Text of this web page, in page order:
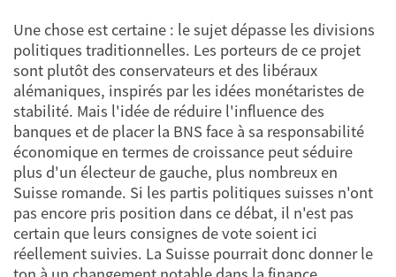
Une chose est certaine : le sujet dépasse les divisions
politiques traditionnelles. Les porteurs de ce projet
sont plutôt des conservateurs et des libéraux
alémaniques, inspirés par les idées monétaristes de
stabilité. Mais l'idée de réduire l'influence des
banques et de placer la BNS face à sa responsabilité
économique en termes de croissance peut séduire
plus d'un électeur de gauche, plus nombreux en
Suisse romande. Si les partis politiques suisses n'ont
pas encore pris position dans ce débat, il n'est pas
certain que leurs consignes de vote soient ici
réellement suivies. La Suisse pourrait donc donner le